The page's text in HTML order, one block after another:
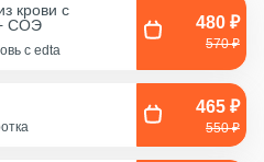
крови с
COЭ
с edta
480 ₽
570 ₽
465 ₽
550 ₽